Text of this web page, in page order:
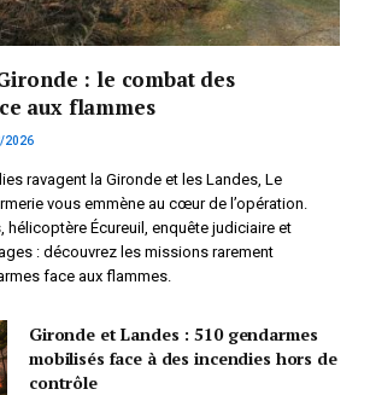
: le combat des
aux flammes
2026
ravagent la Gironde et les Landes, Le
vous emmène au cœur de l’opération.
hélicoptère Écureuil, enquête judiciaire et
: découvrez les missions rarement
face aux flammes.
Gironde et Landes : 510 gendarmes
mobilisés face à des incendies hors de
contrôle